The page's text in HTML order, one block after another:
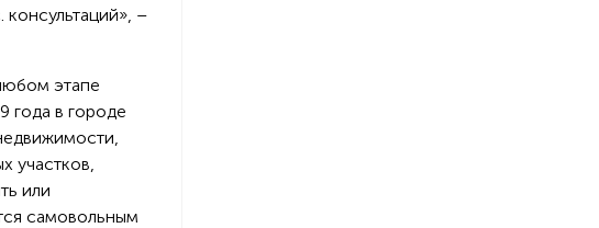
–
этапе
года в городе
участков,
или
самовольным